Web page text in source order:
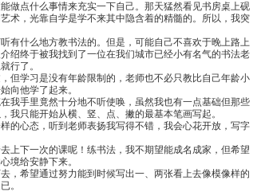
做点什么事情来充实一下自己。那天猛然看见书房桌上砚
术，光靠自学是学不来其中隐含着的精髓的。所以，我突
有什么地方教书法的。但是，可能自己不喜欢于晚上路上
绍终于被我找到了一位在我们城市已经小有名气的书法老
行了。
但学习是没有年龄限制的，老师也不必只教比自己年龄小
向他学了起来。
我手里竟然十分地不听使唤，虽然我也有一点基础但那些
我只能开始从横、竖、点、撇的最基本笔画写起。
的心态，听到老师表扬我写得不错，我会心花开放，写字
上下一次的课呢！练书法，我不期望能成名成家，但希望
境给安静下来。
，希望通过努力能到时候写出一、两张看上去像模像样的
。